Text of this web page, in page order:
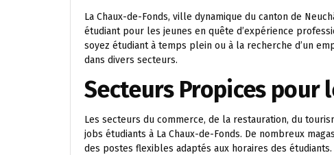
La Chaux-de-Fonds, ville dynamique du canton de
étudiant pour les jeunes en quête d’expérience
soyez étudiant à temps plein ou à la recherche d’un
dans divers secteurs.
Secteurs Propices pour
Les secteurs du commerce, de la restauration, du
jobs étudiants à La Chaux-de-Fonds. De nombreux
des postes flexibles adaptés aux horaires des étudiants.